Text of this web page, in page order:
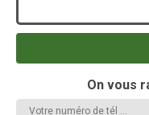
On vous